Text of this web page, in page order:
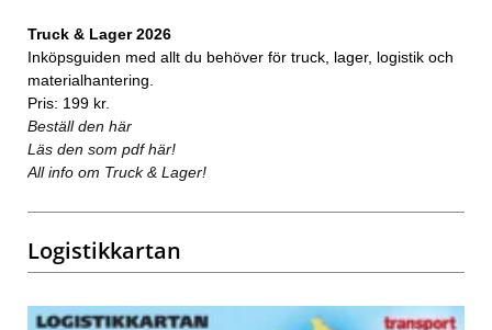
Truck & Lager 2026
Inköpsguiden med allt du behöver för truck, lager, logistik och
materialhantering.
Pris: 199 kr.
Beställ den här
Läs den som pdf här!
All info om Truck & Lager!
Logistikkartan